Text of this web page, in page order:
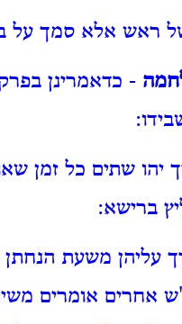
ראש אלא סמך על
- כדאמרינן
יהו שתים כל זמן
ברישא:
עליהן משעת
אומרים